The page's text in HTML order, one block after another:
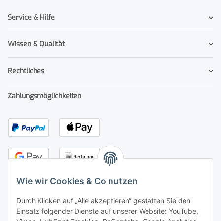
Wie wir Cookies & Co nutzen
Durch Klicken auf „Alle akzeptieren“ gestatten Sie den
Einsatz folgender Dienste auf unserer Website: YouTube,
Service & Hilfe
Wissen & Qualität
Rechtliches
Zahlungsmöglichkeiten
Kontakt